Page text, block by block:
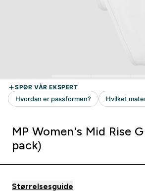
MP Women's Mid Rise
pack)
Størrelsesguide